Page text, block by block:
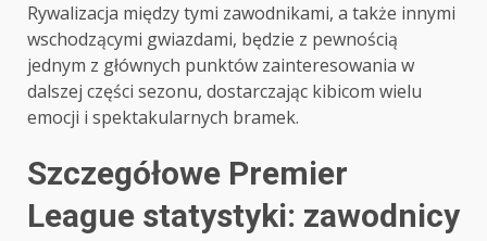
Rywalizacja między tymi zawodnikami, a także innymi
wschodzącymi gwiazdami, będzie z pewnością
jednym z głównych punktów zainteresowania w
dalszej części sezonu, dostarczając kibicom wielu
emocji i spektakularnych bramek.
Szczegółowe Premier
League statystyki: zawodnicy